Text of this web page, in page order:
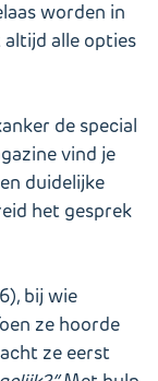
worden in
altijd alle opties
de special
vind je
duidelijke
het gesprek
bij wie
ze hoorde
ze eerst